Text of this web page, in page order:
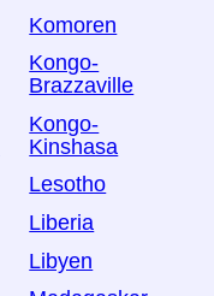
Komoren
Kongo-
Brazzaville
Kongo-
Kinshasa
Lesotho
Liberia
Libyen